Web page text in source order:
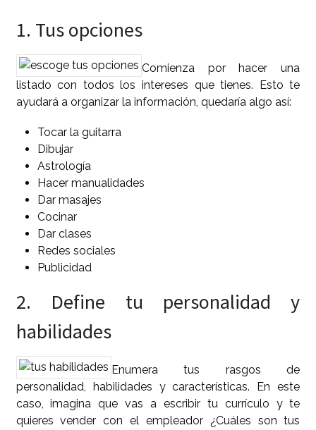
1. Tus opciones
Comienza por hacer una
listado con todos los intereses que tienes. Esto te
ayudará a organizar la información, quedaría algo así:
Tocar la guitarra
Dibujar
Astrología
Hacer manualidades
Dar masajes
Cocinar
Dar clases
Redes sociales
Publicidad
2. Define tu personalidad y
habilidades
Enumera tus rasgos de
personalidad, habilidades y características. En este
caso, imagina que vas a escribir tu currículo y te
quieres vender con el empleador ¿Cuáles son tus